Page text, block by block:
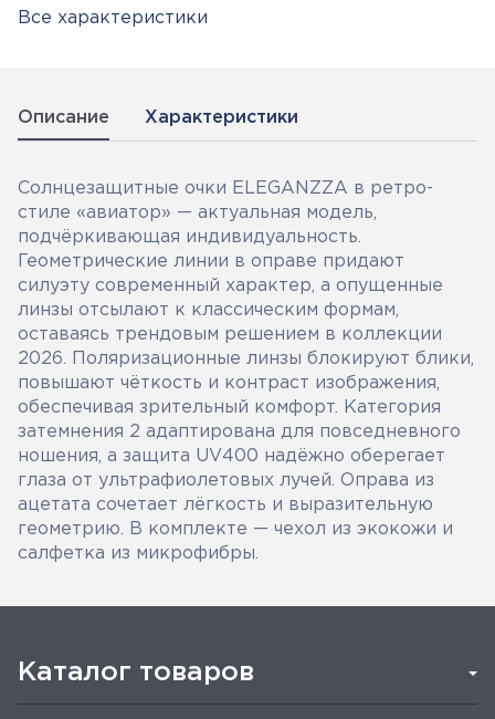
Все характеристики
Описание Характеристики
Солнцезащитные очки ELEGANZZA в ретро-
стиле «авиатор» — актуальная модель,
подчёркивающая индивидуальность.
Геометрические линии в оправе придают
силуэту современный характер, а опущенные
линзы отсылают к классическим формам,
оставаясь трендовым решением в коллекции
2026. Поляризационные линзы блокируют блики,
повышают чёткость и контраст изображения,
обеспечивая зрительный комфорт. Категория
затемнения 2 адаптирована для повседневного
ношения, а защита UV400 надёжно оберегает
глаза от ультрафиолетовых лучей. Оправа из
ацетата сочетает лёгкость и выразительную
геометрию. В комплекте — чехол из экокожи и
салфетка из микрофибры.
Каталог товаров